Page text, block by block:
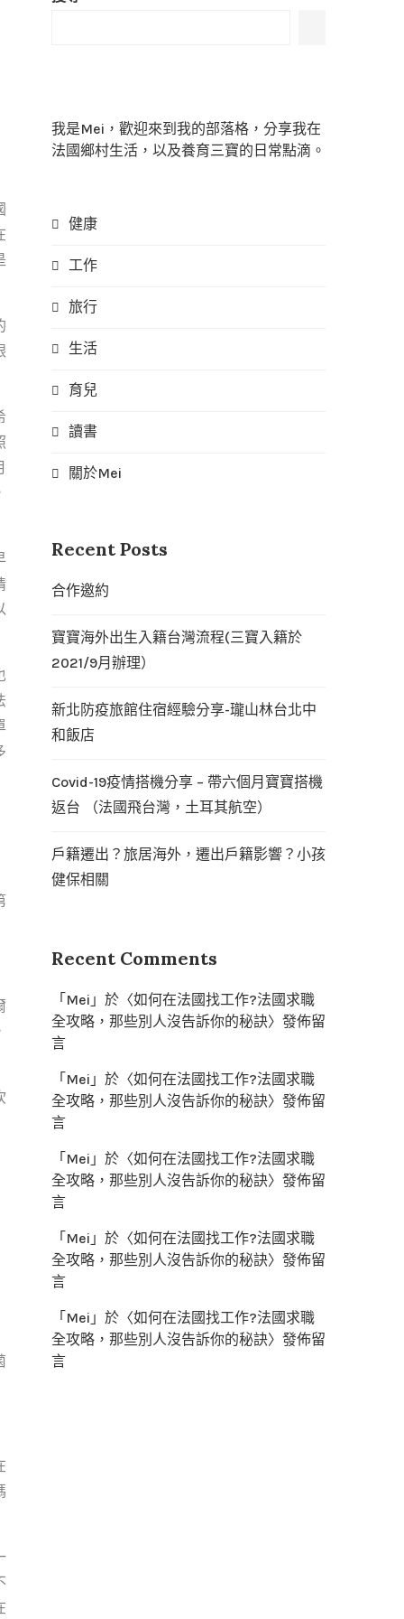
我是Mei，歡迎來到我的部落格，分享我在
法國鄉村生活，以及養育三寶的日常點滴。
健康
工作
旅行
生活
育兒
讀書
關於Mei
Recent Posts
合作邀約
寶寶海外出生入籍台灣流程(三寶入籍於
2021/9月辦理）
新北防疫旅館住宿經驗分享-瓏山林台北中
和飯店
Covid-19疫情搭機分享 – 帶六個月寶寶搭機
返台 （法國飛台灣，土耳其航空）
戶籍遷出？旅居海外，遷出戶籍影響？小孩
健保相關
Recent Comments
「 Mei 」於〈如何在法國找工作?法國求職
全攻略，那些別人沒告訴你的秘訣〉發佈留
言
「 Mei 」於〈如何在法國找工作?法國求職
全攻略，那些別人沒告訴你的秘訣〉發佈留
言
「 Mei 」於〈如何在法國找工作?法國求職
全攻略，那些別人沒告訴你的秘訣〉發佈留
言
「 Mei 」於〈如何在法國找工作?法國求職
全攻略，那些別人沒告訴你的秘訣〉發佈留
言
「 Mei 」於〈如何在法國找工作?法國求職
全攻略，那些別人沒告訴你的秘訣〉發佈留
言